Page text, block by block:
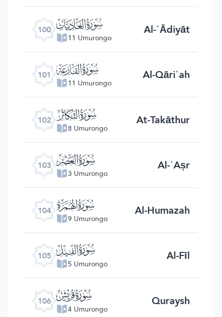
100 ﰑ
11 Umurongo Al-ʿĀdiyāt
101 ﰒ
11 Umurongo Al-Qāriʿah
102 ﰓ
8 Umurongo At-Takāthur
103 ﰔ
3 Umurongo Al-ʿAṣr
104 ﰕ
9 Umurongo Al-Humazah
105 ﰖ
5 Umurongo Al-Fīl
106 ﰗ
4 Umurongo Quraysh